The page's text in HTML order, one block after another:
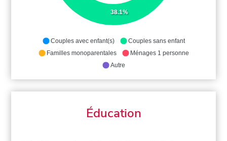
38.1%
Couples avec enfant(s)
Couples sans enfant
Familles monoparentales
Ménages 1 personne
Autre
Éducation